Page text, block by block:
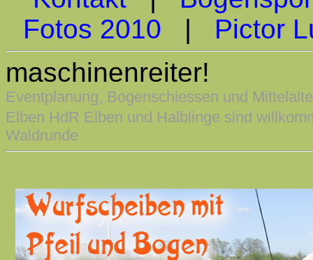
Fotos 2010 | Pictor
maschinenreiter!
Eventplanung, Bogenschiessen und
Elben HdR Elben und Halblinge sind
Waldrunde